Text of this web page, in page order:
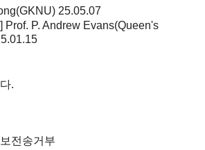
25.05.07
Prof. P. Andrew Evans(Queen's
.
전송거부